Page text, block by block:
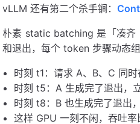
vLLM 还有第二个杀手锏：
朴素 static batching 是「凑齐
和退出，每个 token 步骤动态
时刻 t1：请求 A、B、C 同时
时刻 t5：A 生成完了退出，
时刻 t8：B 也生成完了退出
这样 GPU 一刻不闲，吞吐